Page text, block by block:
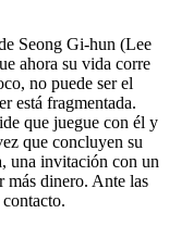
Seong Gi-hun (Lee
ahora su vida corre
no puede ser el
está fragmentada.
que juegue con él y
que concluyen su
una invitación con un
más dinero. Ante las